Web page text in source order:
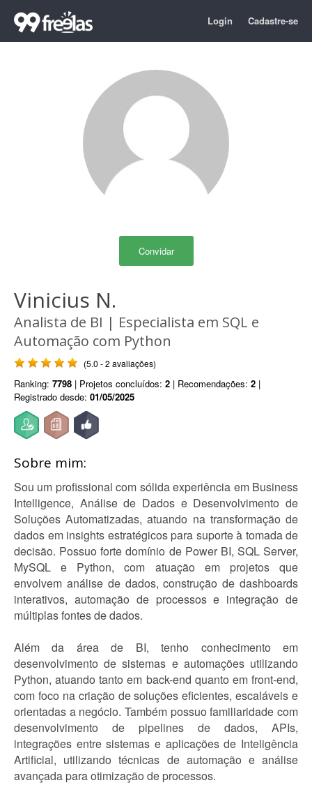
Login Cadastre-se
Convidar
Vinicius N.
Analista de BI | Especialista em SQL e
Automação com Python
(5.0 - 2 avaliações)
Ranking: 7798 | Projetos concluídos: 2 | Recomendações: 2 |
Registrado desde: 01/05/2025
Sobre mim:
Sou um profissional com sólida experiência em Business
Intelligence, Análise de Dados e Desenvolvimento de
Soluções Automatizadas, atuando na transformação de
dados em insights estratégicos para suporte à tomada de
decisão. Possuo forte domínio de Power BI, SQL Server,
MySQL e Python, com atuação em projetos que
envolvem análise de dados, construção de dashboards
interativos, automação de processos e integração de
múltiplas fontes de dados.
Além da área de BI, tenho conhecimento em
desenvolvimento de sistemas e automações utilizando
Python, atuando tanto em back-end quanto em front-end,
com foco na criação de soluções eficientes, escaláveis e
orientadas a negócio. Também possuo familiaridade com
desenvolvimento de pipelines de dados, APIs,
integrações entre sistemas e aplicações de Inteligência
Artificial, utilizando técnicas de automação e análise
avançada para otimização de processos.